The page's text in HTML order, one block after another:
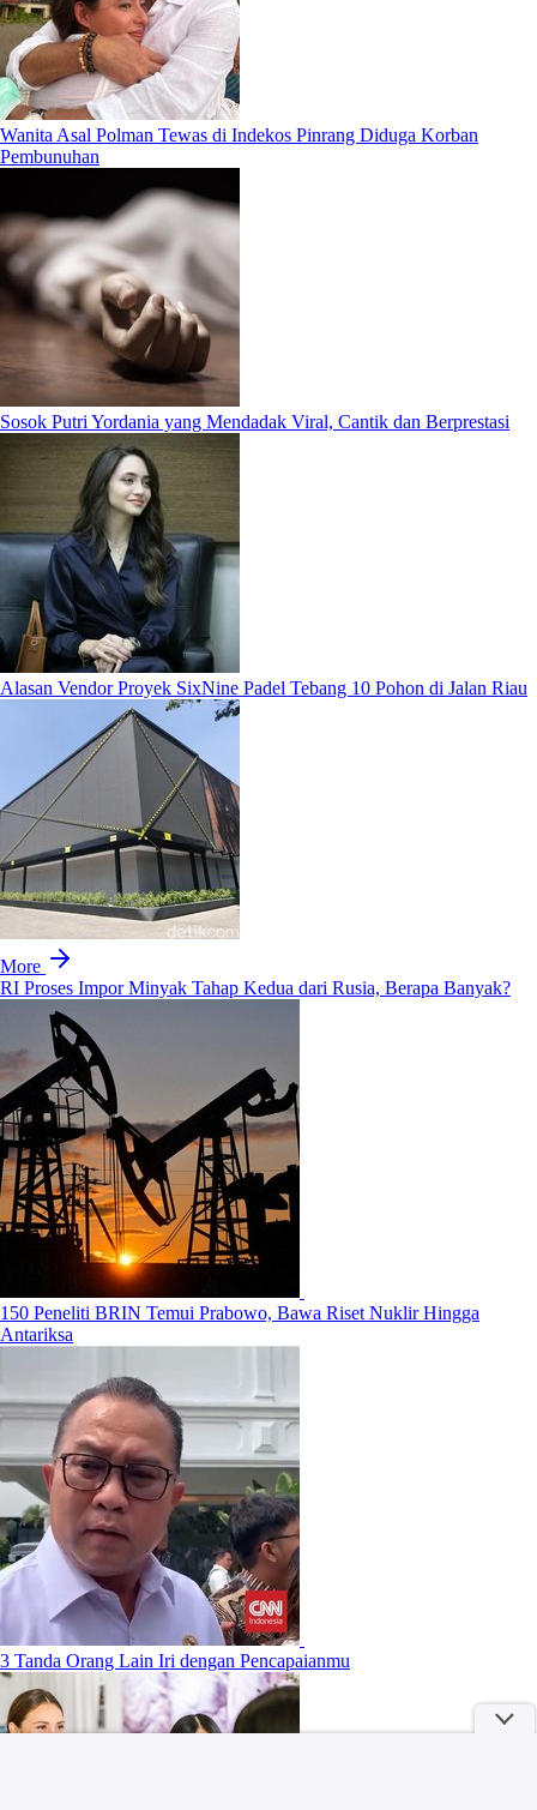
Wanita Asal Polman Tewas di Indekos Pinrang Diduga Korban
Pembunuhan
Sosok Putri Yordania yang Mendadak Viral, Cantik dan Berprestasi
Alasan Vendor Proyek SixNine Padel Tebang 10 Pohon di Jalan Riau
More
RI Proses Impor Minyak Tahap Kedua dari Rusia, Berapa Banyak?
150 Peneliti BRIN Temui Prabowo, Bawa Riset Nuklir Hingga
Antariksa
3 Tanda Orang Lain Iri dengan Pencapaianmu